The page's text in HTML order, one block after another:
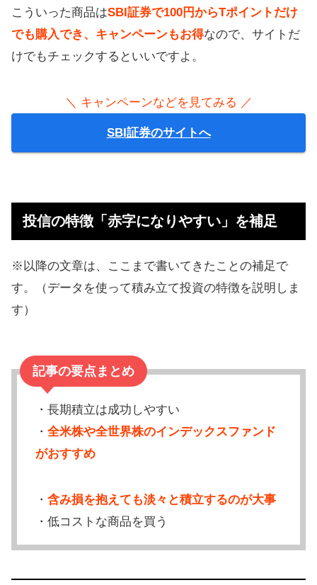
こういった商品はSBI証券で100円からTポイントだけ
でも購入でき、キャンペーンもお得なので、サイトだ
けでもチェックするといいですよ。
＼ キャンペーンなどを見てみる ／
SBI証券のサイトへ
投信の特徴「赤字になりやすい」を補足
※以降の文章は、ここまで書いてきたことの補足で
す。（データを使って積み立て投資の特徴を説明しま
す）
記事の要点まとめ
・長期積立は成功しやすい
・ 全米株や全世界株のインデックスファンド
がおすすめ
・ 含み損を抱えても淡々と積立するのが大事
・低コストな商品を買う